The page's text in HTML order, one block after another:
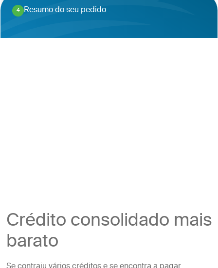
4
. Resumo do seu pedido
Crédito consolidado mais
barato